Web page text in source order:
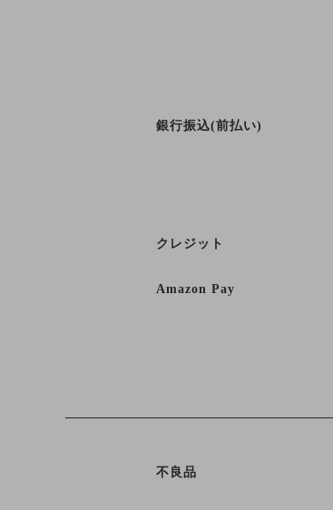
銀行振込(前払い)
クレジット
Amazon Pay
不良品